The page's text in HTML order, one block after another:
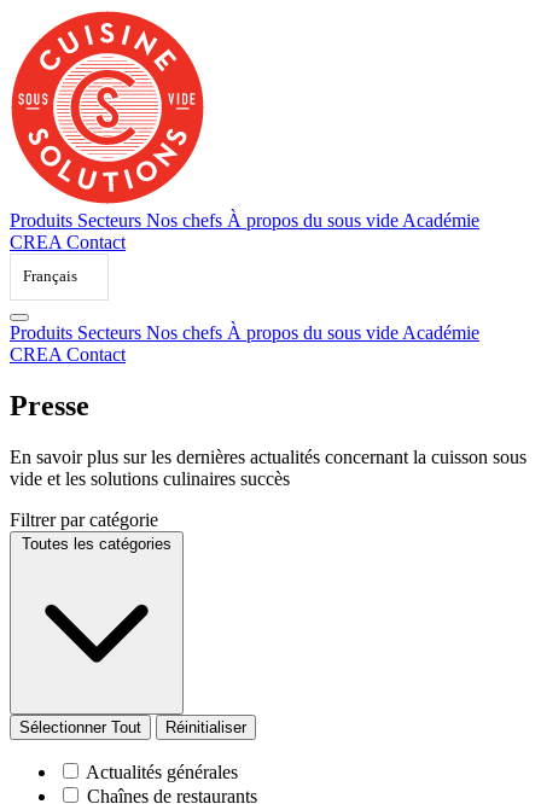
content
Produits Secteurs Nos chefs À propos du sous vide Académie
CREA Contact
Français
Produits Secteurs Nos chefs À propos du sous vide Académie
CREA Contact
Presse
En savoir plus sur les dernières actualités concernant la cuisson sous
vide et les solutions culinaires succès
Filtrer par catégorie
Toutes les catégories
Sélectionner Tout Réinitialiser
Actualités générales
Chaînes de restaurants